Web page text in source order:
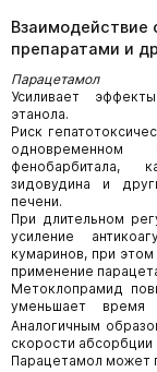
Взаимодействие
препаратами и
Парацетамол
Усиливает
этанола.
Риск
одновременном
фенобарбитала,
зидовудина и
печени.
При длительном
усиление
кумаринов, при
применение
Метоклопрамид
уменьшает
Аналогичным
скорости абсорбции
Парацетамол может